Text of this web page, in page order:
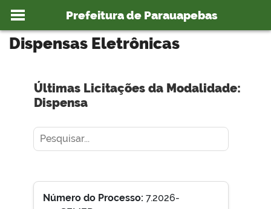
Prefeitura de Parauapebas
portal
Você está aqui:
Dispensas Eletrônicas
Dispensas Eletrônicas
Últimas Licitações da Modalidade:
Dispensa
Número do Processo: 7.2026-